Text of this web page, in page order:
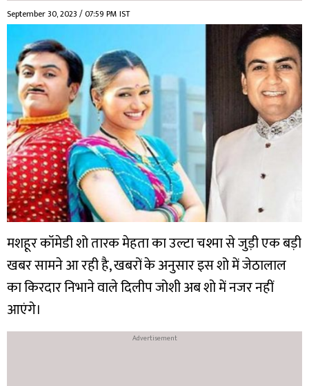
September 30, 2023 / 07:59 PM IST
मशहूर कॉमेडी शो तारक मेहता का उल्टा चश्मा से जुड़ी एक बड़ी
खबर सामने आ रही है, खबरों के अनुसार इस शो में जेठालाल
का किरदार निभाने वाले दिलीप जोशी अब शो में नजर नहीं
आएंगे।